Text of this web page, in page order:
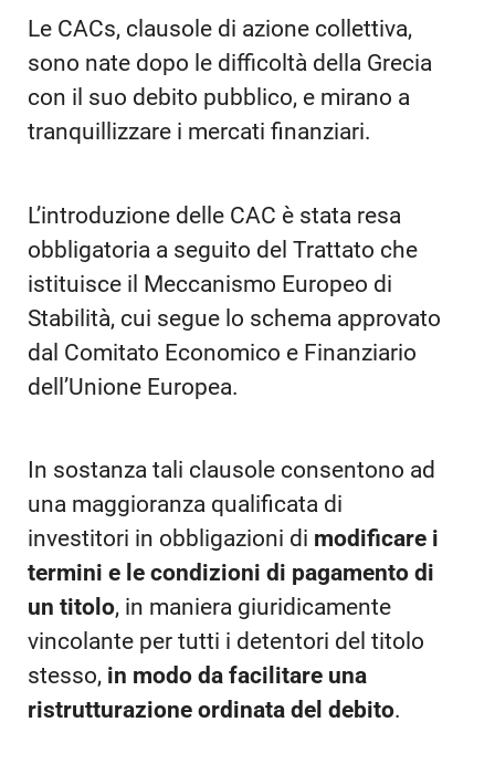
Le CACs, clausole di azione collettiva,
sono nate dopo le difficoltà della Grecia
con il suo debito pubblico, e mirano a
tranquillizzare i mercati finanziari.
L’introduzione delle CAC è stata resa
obbligatoria a seguito del Trattato che
istituisce il Meccanismo Europeo di
Stabilità, cui segue lo schema approvato
dal Comitato Economico e Finanziario
dell’Unione Europea.
In sostanza tali clausole consentono ad
una maggioranza qualificata di
investitori in obbligazioni di modificare i
termini e le condizioni di pagamento di
un titolo, in maniera giuridicamente
vincolante per tutti i detentori del titolo
stesso, in modo da facilitare una
ristrutturazione ordinata del debito.